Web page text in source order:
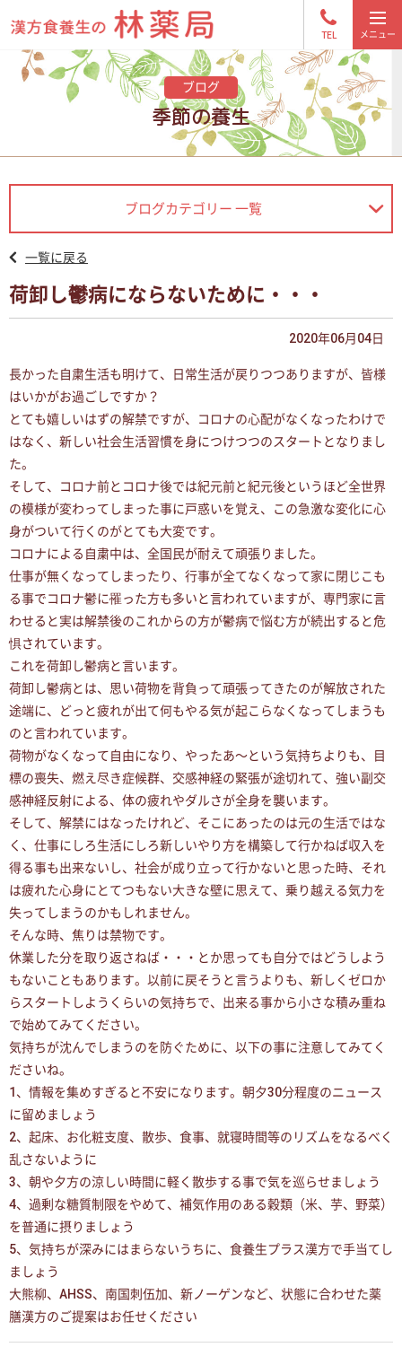
TEL
ブログ
季節の養生
ブログカテゴリー 一覧
一覧に戻る
荷卸し鬱病にならないために・・・
2020年06月04日
長かった自粛生活も明けて、日常生活が戻りつつありますが、皆様
はいかがお過ごしですか？
とても嬉しいはずの解禁ですが、コロナの心配がなくなったわけで
はなく、新しい社会生活習慣を身につけつつのスタートとなりまし
た。
そして、コロナ前とコロナ後では紀元前と紀元後というほど全世界
の模様が変わってしまった事に戸惑いを覚え、この急激な変化に心
身がついて行くのがとても大変です。
コロナによる自粛中は、全国民が耐えて頑張りました。
仕事が無くなってしまったり、行事が全てなくなって家に閉じこも
る事でコロナ鬱に罹った方も多いと言われていますが、専門家に言
わせると実は解禁後のこれからの方が鬱病で悩む方が続出すると危
惧されています。
これを荷卸し鬱病と言います。
荷卸し鬱病とは、思い荷物を背負って頑張ってきたのが解放された
途端に、どっと疲れが出て何もやる気が起こらなくなってしまうも
のと言われています。
荷物がなくなって自由になり、やったあ〜という気持ちよりも、目
標の喪失、燃え尽き症候群、交感神経の緊張が途切れて、強い副交
感神経反射による、体の疲れやダルさが全身を襲います。
そして、解禁にはなったけれど、そこにあったのは元の生活ではな
く、仕事にしろ生活にしろ新しいやり方を構築して行かねば収入を
得る事も出来ないし、社会が成り立って行かないと思った時、それ
は疲れた心身にとてつもない大きな壁に思えて、乗り越える気力を
失ってしまうのかもしれません。
そんな時、焦りは禁物です。
休業した分を取り返さねば・・・とか思っても自分ではどうしよう
もないこともあります。以前に戻そうと言うよりも、新しくゼロか
らスタートしようくらいの気持ちで、出来る事から小さな積み重ね
で始めてみてください。
気持ちが沈んでしまうのを防ぐために、以下の事に注意してみてく
ださいね。
1、情報を集めすぎると不安になります。朝夕30分程度のニュース
に留めましょう
2、起床、お化粧支度、散歩、食事、就寝時間等のリズムをなるべく
乱さないように
3、朝や夕方の涼しい時間に軽く散歩する事で気を巡らせましょう
4、過剰な糖質制限をやめて、補気作用のある穀類（米、芋、野菜）
を普通に摂りましょう
5、気持ちが深みにはまらないうちに、食養生プラス漢方で手当てし
ましょう
大熊柳、AHSS、南国刺伍加、新ノーゲンなど、状態に合わせた薬
膳漢方のご提案はお任せください